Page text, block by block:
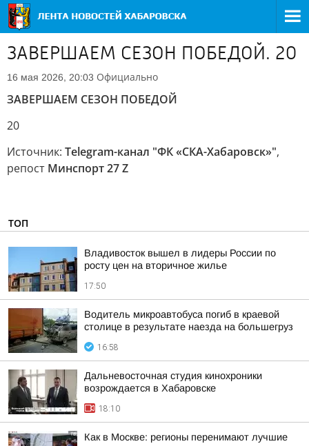
ЗАВЕРШАЕМ СЕЗОН ПОБЕДОЙ. 20
16 мая 2026, 20:03 Официально
ЗАВЕРШАЕМ СЕЗОН ПОБЕДОЙ
20
Источник: Telegram-канал "ФК «СКА-Хабаровск»",
репост Минспорт 27 Z
ТОП
Владивосток вышел в лидеры России по
росту цен на вторичное жилье
17:50
Водитель микроавтобуса погиб в краевой
столице в результате наезда на большегруз
16:58
Дальневосточная студия кинохроники
возрождается в Хабаровске
18:10
Как в Москве: регионы перенимают лучшие